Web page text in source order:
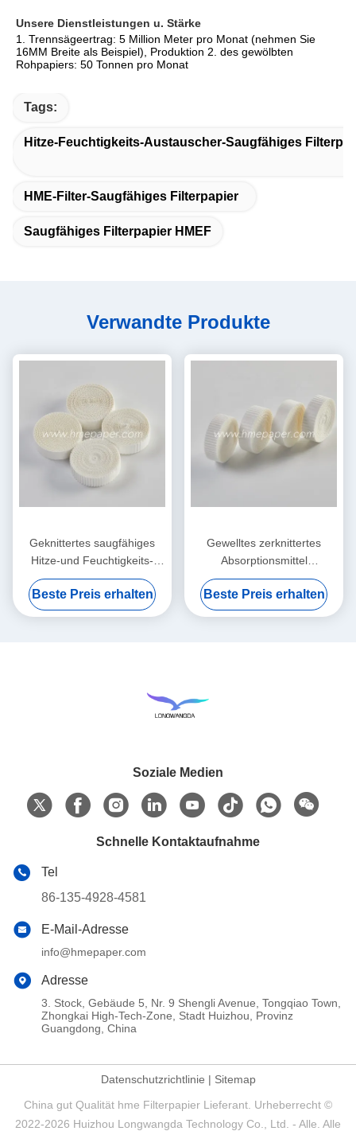
Unsere Dienstleistungen u. Stärke
1. Trennsägeertrag: 5 Million Meter pro Monat (nehmen Sie
16MM Breite als Beispiel), Produktion 2. des gewölbten
Rohpapiers: 50 Tonnen pro Monat
Tags:
Hitze-Feuchtigkeits-Austauscher-Saugfähiges
HME-Filter-Saugfähiges Filterpapier
Saugfähiges Filterpapier HMEF
Verwandte Produkte
Geknittertes saugfähiges
Hitze-und Feuchtigkeits-
Austauscher-nass
Filterpapier-Element
Beste Preis erhalten
Gewelltes zerknittertes
Absorptionsmittel
Filterpapier-Hitze-und
Feuchtigkeits-Austausch
Beste Preis erhalten
Soziale Medien
Schnelle Kontaktaufnahme
Tel
86-135-4928-4581
E-Mail-Adresse
info@hmepaper.com
Adresse
3. Stock, Gebäude 5, Nr. 9 Shengli Avenue, Tongqiao Town,
Zhongkai High-Tech-Zone, Stadt Huizhou, Provinz
Guangdong, China
Datenschutzrichtlinie | Sitemap
China gut Qualität hme Filterpapier Lieferant. Urheberrecht ©
2022-2026 Huizhou Longwangda Technology Co., Ltd. - Alle. Alle